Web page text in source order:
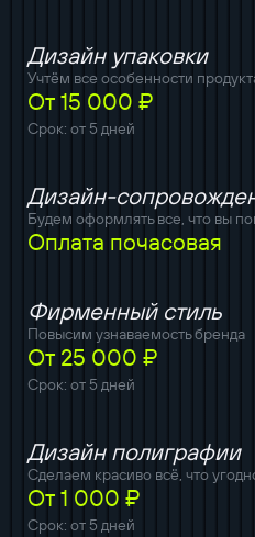
Дизайн упаковки
Учтём все особенности
От 15 000 ₽
Срок: от 5 дней
Дизайн-
Будем оформлять все, что вы
Оплата почасовая
Фирменный стиль
Повысим узнаваемость бренда
От 25 000 ₽
Срок: от 5 дней
Дизайн полиграфии
Сделаем красиво всё, что
От 1 000 ₽
Срок: от 5 дней